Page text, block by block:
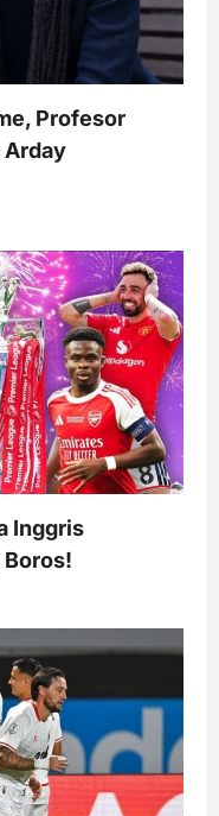
Profesor
Arday
Inggris